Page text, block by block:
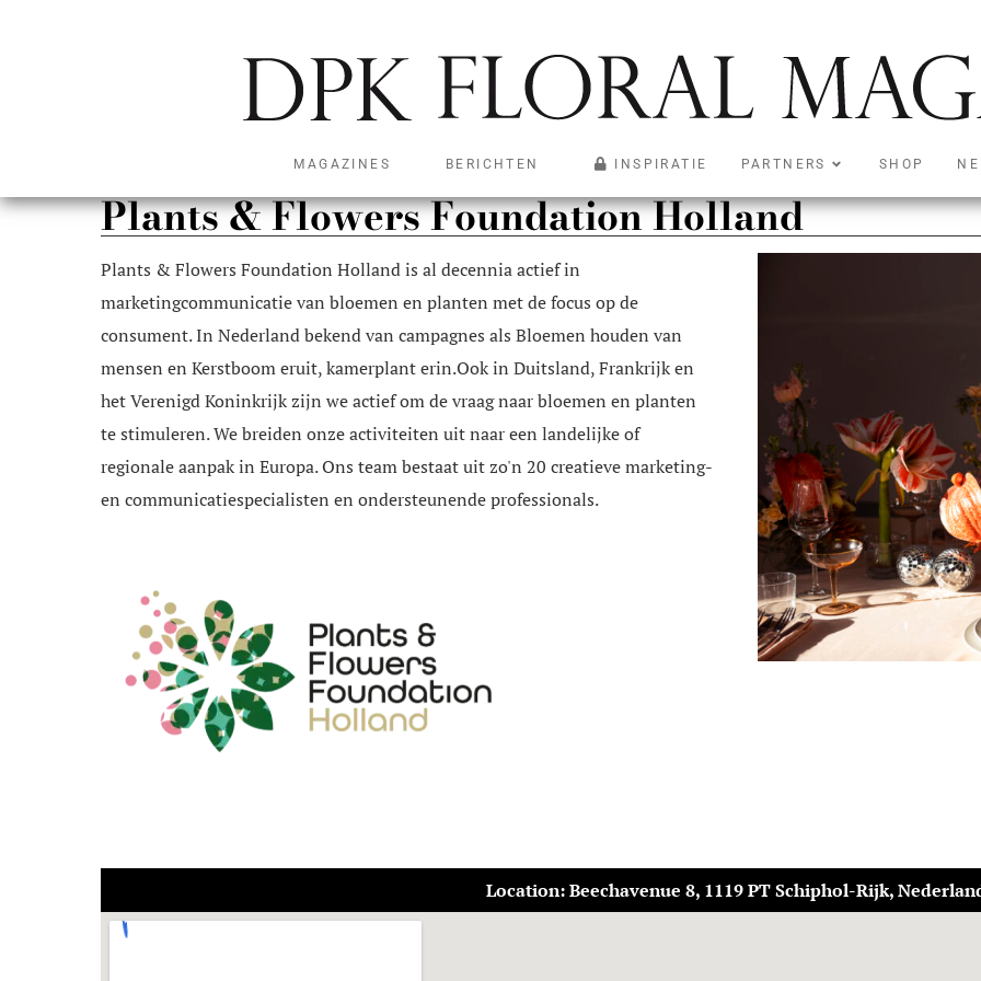
MAGAZINES BERICHTEN INSPIRATIE PARTNERS SHOP
Plants & Flowers Foundation Holland
Plants & Flowers Foundation Holland is al decennia actief in
marketingcommunicatie van bloemen en planten met de focus op de
consument. In Nederland bekend van campagnes als Bloemen houden van
mensen en Kerstboom eruit, kamerplant erin.Ook in Duitsland, Frankrijk en
het Verenigd Koninkrijk zijn we actief om de vraag naar bloemen en planten
te stimuleren. We breiden onze activiteiten uit naar een landelijke of
regionale aanpak in Europa. Ons team bestaat uit zo'n 20 creatieve marketing-
en communicatiespecialisten en ondersteunende professionals.
Location: Beechavenue 8, 1119 PT Schiphol-Rijk,